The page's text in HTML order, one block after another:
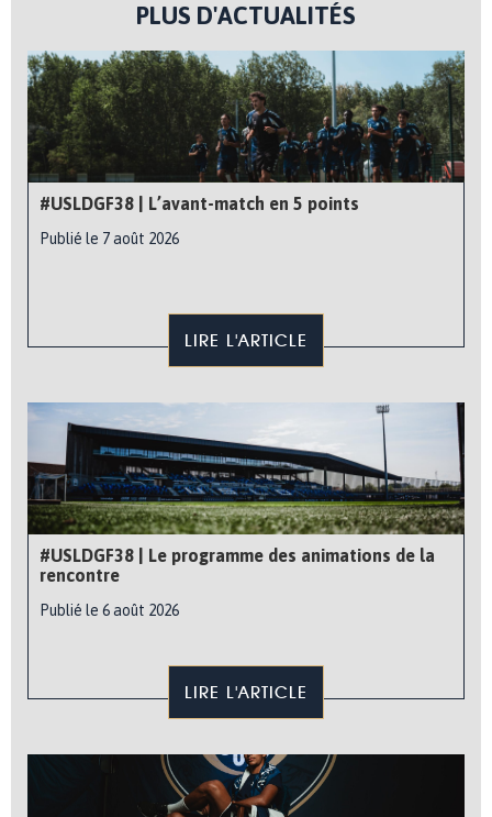
PLUS D'ACTUALITÉS
#USLDGF38 | L’avant-match en 5 points
Publié le 7 août 2026
LIRE L'ARTICLE
#USLDGF38 | Le programme des animations de la
rencontre
Publié le 6 août 2026
LIRE L'ARTICLE